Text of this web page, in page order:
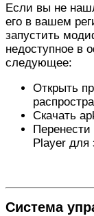
Если вы не
его в вашем
запустить
недоступное в
следующее:
Открыть
Скачать
Player для
Система